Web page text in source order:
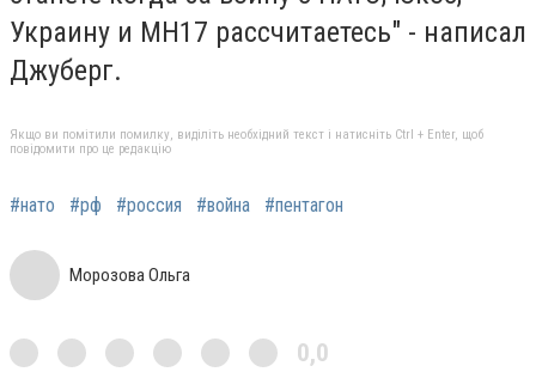
Украину и МН17 рассчитаетесь" - написал
Джуберг.
Якщо ви помітили помилку, виділіть необхідний текст і натисніть Ctrl + Enter, щоб
повідомити про це редакцію
#нато #рф #россия #война #пентагон
Морозова Ольга
0,0